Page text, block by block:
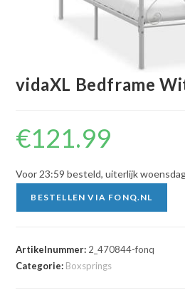
vidaXL Bedframe
€121.99
Voor 23:59 besteld, uiterlijk
BESTELLEN VIA FONQ.NL
Artikelnummer: 2_470844-fonq
Categorie: Boxsprings